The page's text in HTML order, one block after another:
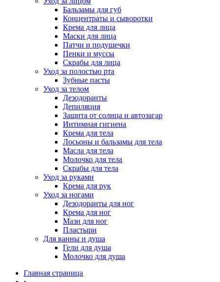
Бальзамы для губ
Концентраты и сыворотки
Крема для лица
Маски для лица
Патчи и подушечки
Пенки и муссы
Скрабы для лица
Уход за полостью рта
Зубные пасты
Уход за телом
Дезодоранты
Депиляция
Защита от солнца и автозагар
Интимная гигиена
Крема для тела
Лосьоны и бальзамы для тела
Масла для тела
Молочко для тела
Скрабы для тела
Уход за руками
Крема для рук
Уход за ногами
Дезодоранты для ног
Крема для ног
Мази для ног
Пластыри
Для ванны и душа
Гели для душа
Молочко для душа
Главная страница